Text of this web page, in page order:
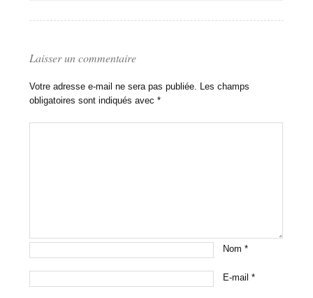
Laisser un commentaire
Votre adresse e-mail ne sera pas publiée.
Les champs
obligatoires sont indiqués avec*
Nom*
E-mail*